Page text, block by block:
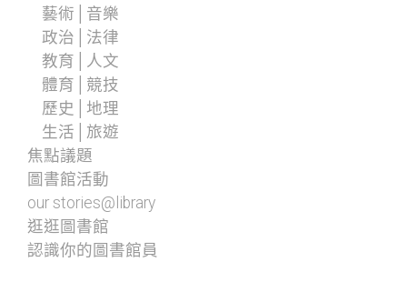
藝術│音樂
政治│法律
教育│人文
體育│競技
歷史│地理
生活│旅遊
焦點議題
圖書館活動
our stories@library
逛逛圖書館
認識你的圖書館員